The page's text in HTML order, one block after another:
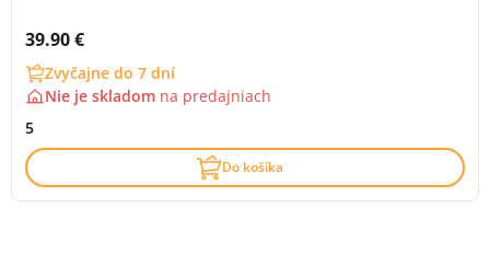
Cena s DPH:
39.90 €
Zvyčajne do 7 dní
Nie je skladom na predajniach
5
Do košíka